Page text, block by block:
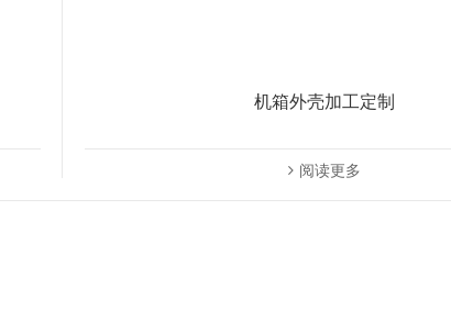
机箱外壳加工定制
阅读更多